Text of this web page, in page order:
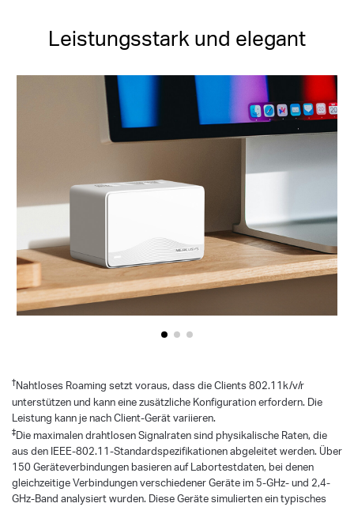
Leistungsstark und elegant
†Nahtloses Roaming setzt voraus, dass die Clients 802.11k/v/r
unterstützen und kann eine zusätzliche Konfiguration erfordern. Die
Leistung kann je nach Client-Gerät variieren.
‡Die maximalen drahtlosen Signalraten sind physikalische Raten, die
aus den IEEE-802.11-Standardspezifikationen abgeleitet werden. Über
150 Geräteverbindungen basieren auf Labortestdaten, bei denen
gleichzeitige Verbindungen verschiedener Geräte im 5-GHz- und 2,4-
GHz-Band analysiert wurden. Diese Geräte simulierten ein typisches